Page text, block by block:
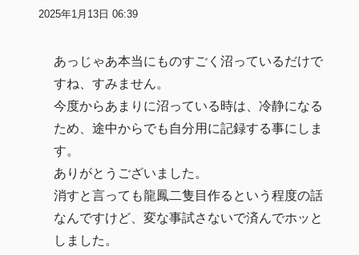
2025年1月13日 06:39
あっじゃあ本当にものすごく沼っているだけで
すね、すみません。
今度からあまりに沼っている時は、冷静になる
ため、途中からでも自分用に記録する事にしま
す。
ありがとうございました。
消すと言っても龍鳳二隻目作るという程度の話
なんですけど、変な事試さないで済んでホッと
しました。